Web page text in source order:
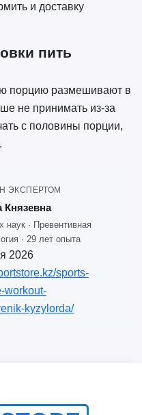
и доставку
пить
порцию размешивают в
не принимать из-за
с половины порции,
ЭКСПЕРТОМ
Князевна
наук · Превентивная
· 29 лет опыта
2026
sports-
workout-
kyzylorda/